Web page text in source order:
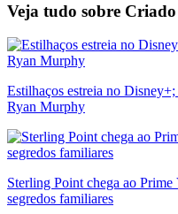
Veja tudo sobre Criado
Estilhaços estreia no
Ryan Murphy
Sterling Point chega ao
segredos familiares